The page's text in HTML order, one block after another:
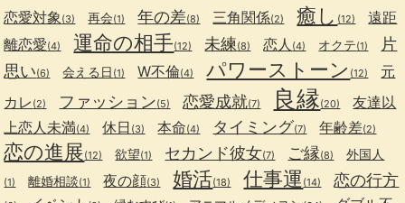
恋愛対象 (3) 再会(1) 年の差(8) 三角関係(2) 癒し (12)
遠距
離恋愛(4) 運命の相手(12) 未練(8) 恋人 (4) オクテ(1)
片
思い(6) 会える日 (1) W不倫(4) パワーストーン (12)
元
カレ (2) ファッション(5) 恋愛成就(7) 良縁(20)
友達以
上恋人未満(4) 休日 (3) 本命(4) タイミング(7) 年齢差(2)
恋の進展(12) 欲望(1) セカンド彼女(7) ご縁(8) 外国人
(1) 離婚相談(1) 夜の顔(3) 婚活(18) 仕事運 (14) 恋の行方